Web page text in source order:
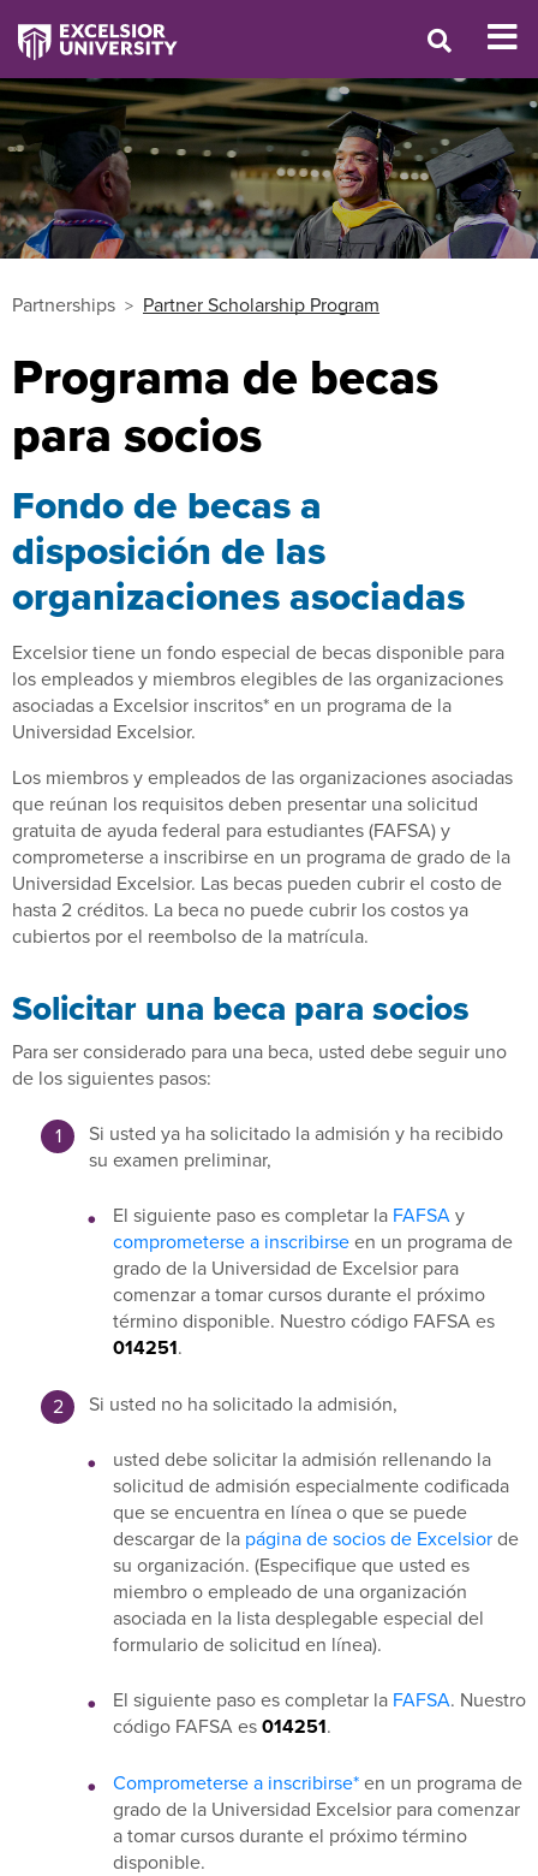
Partnerships Partner Scholarship Program
Programa de becas
para socios
Fondo de becas a
disposición de las
organizaciones asociadas
Excelsior tiene un fondo especial de becas disponible para
los empleados y miembros elegibles de las organizaciones
asociadas a Excelsior inscritos* en un programa de la
Universidad Excelsior.
Los miembros y empleados de las organizaciones asociadas
que reúnan los requisitos deben presentar una solicitud
gratuita de ayuda federal para estudiantes (FAFSA) y
comprometerse a inscribirse en un programa de grado de la
Universidad Excelsior. Las becas pueden cubrir el costo de
hasta 2 créditos. La beca no puede cubrir los costos ya
cubiertos por el reembolso de la matrícula.
Solicitar una beca para socios
Para ser considerado para una beca, usted debe seguir uno
de los siguientes pasos:
Si usted ya ha solicitado la admisión y ha recibido
su examen preliminar,
El siguiente paso es completar la FAFSAy
comprometerse a inscribirseen un programa de
grado de la Universidad de Excelsior para
comenzar a tomar cursos durante el próximo
término disponible. Nuestro código FAFSA es
014251.
Si usted no ha solicitado la admisión,
usted debe solicitar la admisión rellenando la
solicitud de admisión especialmente codificada
que se encuentra en línea o que se puede
descargar de la página de socios de Excelsiorde
su organización. (Especifique que usted es
miembro o empleado de una organización
asociada en la lista desplegable especial del
formulario de solicitud en línea).
El siguiente paso es completar la FAFSA. Nuestro
código FAFSA es014251.
Comprometerse a inscribirse*en un programa de
grado de la Universidad Excelsior para comenzar
a tomar cursos durante el próximo término
disponible.